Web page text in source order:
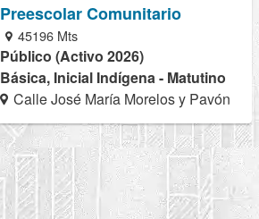
Preescolar Comunitario
45196 Mts
Público (Activo 2026)
Básica, Inicial Indígena - Matutino
Calle José María Morelos y Pavón